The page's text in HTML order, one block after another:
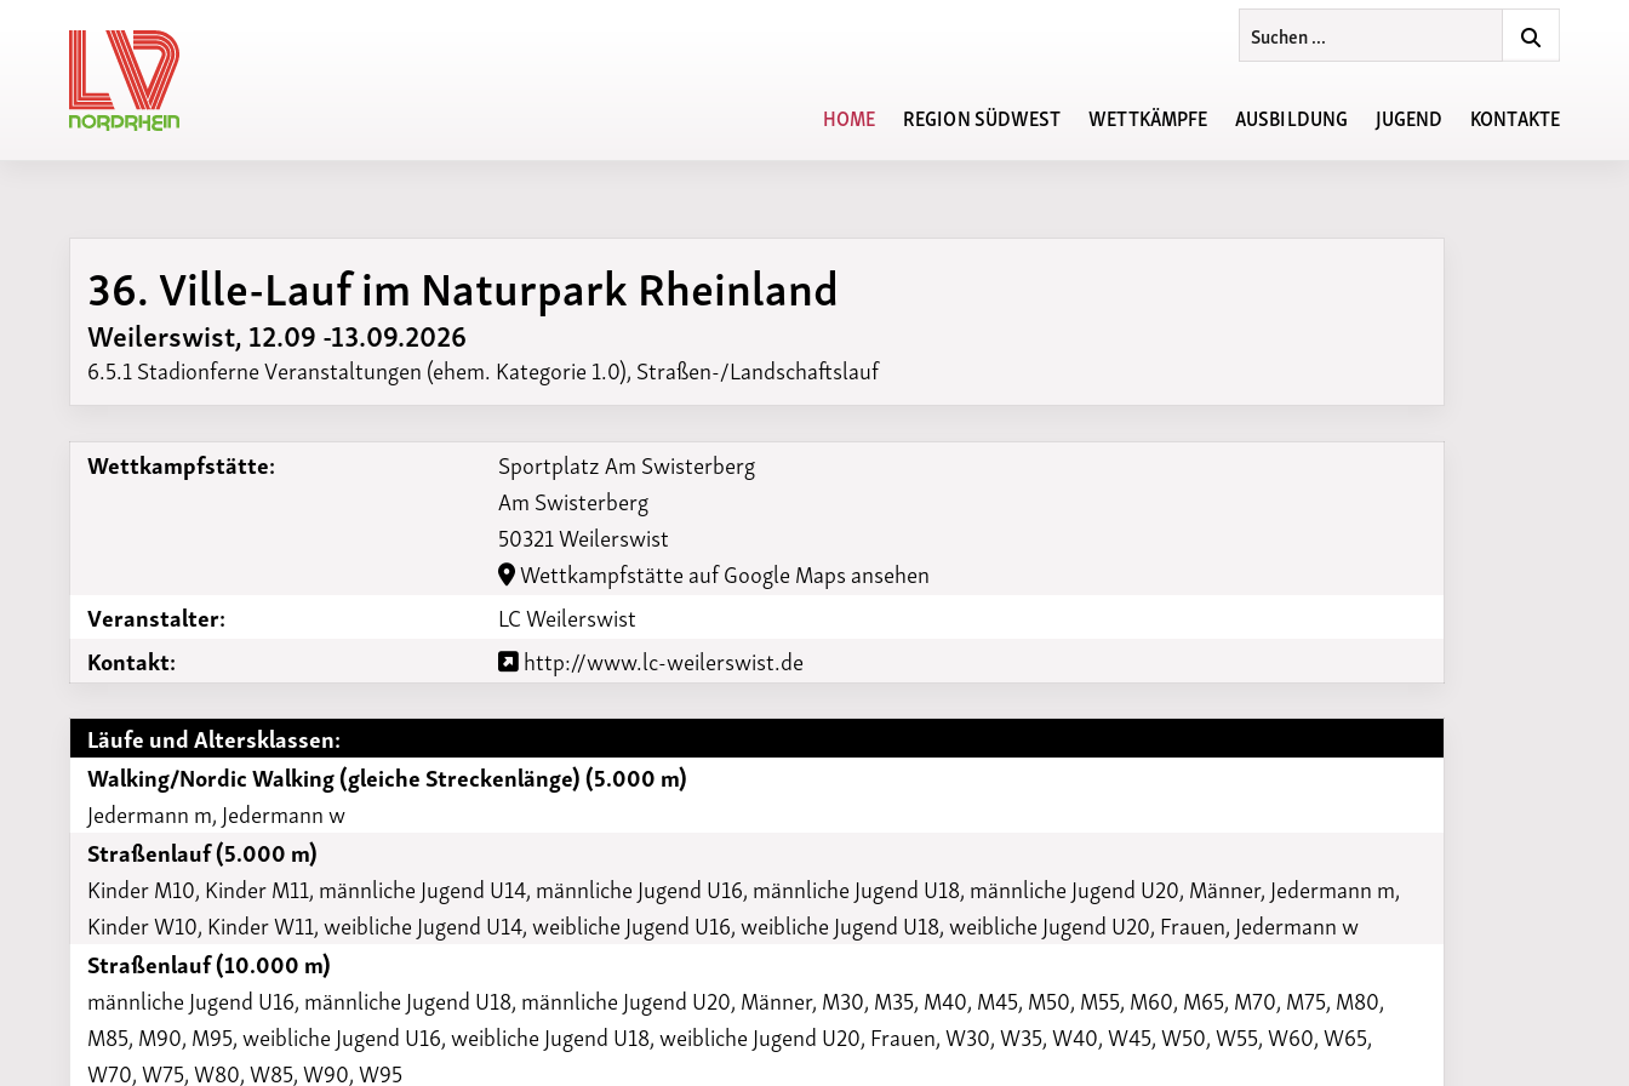
HOME REGION SÜDWEST
Regionsvorstand
Kampfrichterbeauftragte
WETTKÄMPFE
Änderungen der DLO
Veranstaltungskalender
Rahmenterminplan
Terminplan der Region
AUSBILDUNG
Ansprechpartner
JUGEND
Regionsjugendvorstand
KONTAKTE
36. Ville-Lauf im Naturpark Rheinland
Weilerswist, 12.09 -13.09.2026
6.5.1 Stadionferne Veranstaltungen (ehem. Kategorie 1.0), Straßen-/Landschaftslauf
Wettkampfstätte:
Sportplatz Am Swisterberg
Am Swisterberg
50321 Weilerswist
Wettkampfstätte auf Google Maps ansehen
Veranstalter:
LC Weilerswist
Kontakt:
http://www.lc-weilerswist.de
Läufe und Altersklassen:
Walking/Nordic Walking (gleiche Streckenlänge) (5.000 m)
Jedermann m, Jedermann w
Straßenlauf (5.000 m)
Kinder M10, Kinder M11, männliche Jugend U14, männliche Jugend U16, männliche Jugend U18, männliche Jugend U20, Männer, Jedermann m,
Kinder W10, Kinder W11, weibliche Jugend U14, weibliche Jugend U16, weibliche Jugend U18, weibliche Jugend U20, Frauen, Jedermann w
Straßenlauf (10.000 m)
männliche Jugend U16, männliche Jugend U18, männliche Jugend U20, Männer, M30, M35, M40, M45, M50, M55, M60, M65, M70, M75, M80,
M85, M90, M95, weibliche Jugend U16, weibliche Jugend U18, weibliche Jugend U20, Frauen, W30, W35, W40, W45, W50, W55, W60, W65,
W70, W75, W80, W85, W90, W95